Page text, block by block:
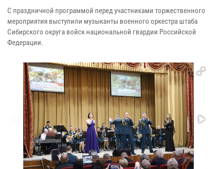
С праздничной программой перед участниками торжественного
мероприятия выступили музыканты военного оркестра штаба
Сибирского округа войск национальной гвардии Российской
Федерации.